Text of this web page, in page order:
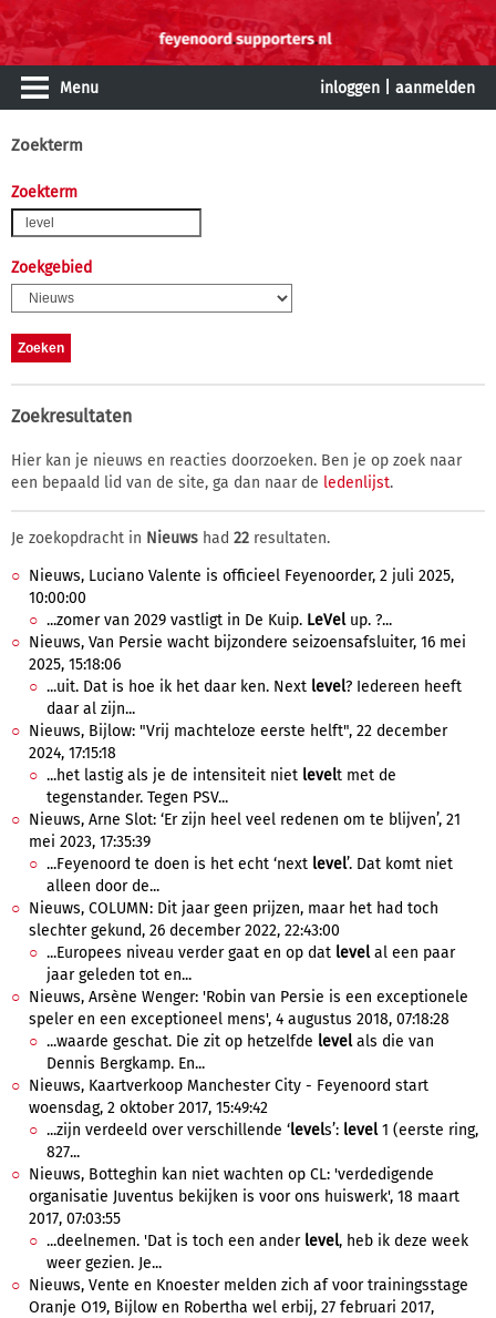
Menu inloggen aanmelden
Zoekterm
Zoekterm
Zoekgebied
Zoekresultaten
Hier kan je nieuws en reacties doorzoeken. Ben je op zoek naar
een bepaald lid van de site, ga dan naar de ledenlijst.
Je zoekopdracht in Nieuws had 22 resultaten.
Nieuws, Luciano Valente is officieel Feyenoorder, 2 juli 2025,
10:00:00
...zomer van 2029 vastligt in De Kuip. LeVelup. ?...
Nieuws, Van Persie wacht bijzondere seizoensafsluiter, 16 mei
2025, 15:18:06
...uit. Dat is hoe ik het daar ken. Next level? Iedereen heeft
daar al zijn...
Nieuws, Bijlow: "Vrij machteloze eerste helft", 22 december
2024, 17:15:18
...het lastig als je de intensiteit niet levelt met de
tegenstander. Tegen PSV...
Nieuws, Arne Slot: ‘Er zijn heel veel redenen om te blijven’, 21
mei 2023, 17:35:39
...Feyenoord te doen is het echt ‘next level’. Dat komt niet
alleen door de...
Nieuws, COLUMN: Dit jaar geen prijzen, maar het had toch
slechter gekund, 26 december 2022, 22:43:00
...Europees niveau verder gaat en op dat levelal een paar
jaar geleden tot en...
Nieuws, Arsène Wenger: 'Robin van Persie is een exceptionele
speler en een exceptioneel mens', 4 augustus 2018, 07:18:28
...waarde geschat. Die zit op hetzelfde levelals die van
Dennis Bergkamp. En...
Nieuws, Kaartverkoop Manchester City - Feyenoord start
woensdag, 2 oktober 2017, 15:49:42
...zijn verdeeld over verschillende ‘levels’: level1 (eerste ring,
827...
Nieuws, Botteghin kan niet wachten op CL: 'verdedigende
organisatie Juventus bekijken is voor ons huiswerk', 18 maart
2017, 07:03:55
...deelnemen. 'Dat is toch een ander level, heb ik deze week
weer gezien. Je...
Nieuws, Vente en Knoester melden zich af voor trainingsstage
Oranje O19, Bijlow en Robertha wel erbij, 27 februari 2017,